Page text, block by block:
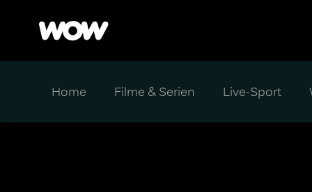
Home Filme & Serien Live-Sport